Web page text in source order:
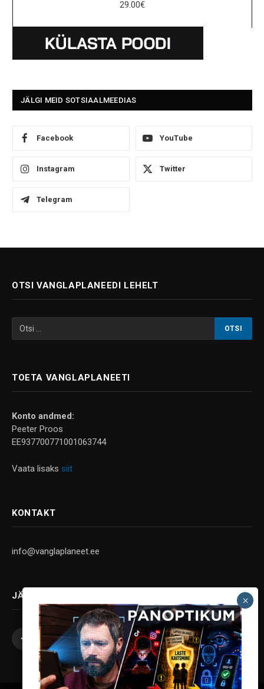
29.00€
JÄLGI MEID SOTSIAALMEEDIAS
Facebook YouTube
Instagram Twitter
Telegram
OTSI VANGLAPLANEEDI LEHELT
TOETA VANGLAPLANEETI
Konto andmed:
Peeter Proos
EE937700771001063744
Vaata lisaks siit
KONTAKT
info@vanglaplaneet.ee
JÄLGI SOTSIAALMEEDIAS
Facebook
X
(Twitter)
InstagramYouTubeTelegram